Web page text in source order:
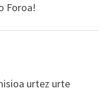
Foroa!
urtez urte